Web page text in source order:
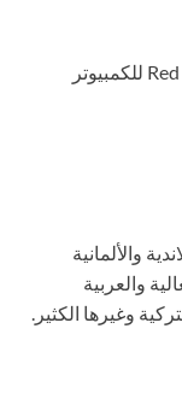
Red Dead Redemption 2 للكمبيوتر
والألمانية
والعربية
وغيرها الكثير.